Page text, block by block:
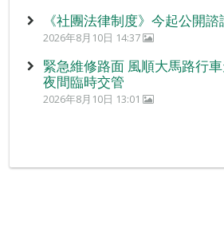
《社團法律制度》今起公開諮
2026年8月10日 14:37
緊急維修路面 風順大馬路行
夜間臨時交管
2026年8月10日 13:01